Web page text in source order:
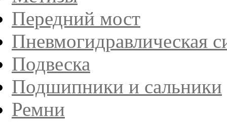
Передний мост
Пневмогидравлическая
Подвеска
Подшипники и сальники
Ремни